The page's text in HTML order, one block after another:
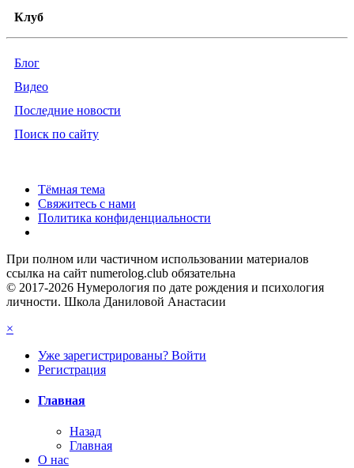
Клуб
Блог
Видео
Последние новости
Поиск по сайту
Тёмная тема
Свяжитесь с нами
Политика конфиденциальности
При полном или частичном использовании материалов
ссылка на сайт numerolog.club обязательна
© 2017-2026 Нумерология по дате рождения и психология
личности. Школа Даниловой Анастасии
×
Уже зарегистрированы? Войти
Регистрация
Главная
Назад
Главная
О нас